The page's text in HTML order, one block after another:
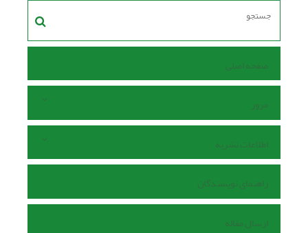
صفحه اصلی
مرور
اطلاعات نشریه
راهنمای نویسندگان
ارسال مقاله